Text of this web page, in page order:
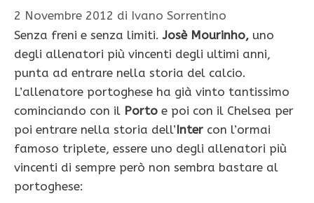
2 Novembre 2012 di Ivano Sorrentino
Senza freni e senza limiti.Josè Mourinho, uno
degli allenatori più vincenti degli ultimi anni,
punta ad entrare nella storia del calcio.
L’allenatore portoghese ha già vinto tantissimo
cominciando con il Porto e poi con il Chelsea per
poi entrare nella storia dell’Inter con l’ormai
famoso triplete, essere uno degli allenatori più
vincenti di sempre però non sembra bastare al
portoghese: